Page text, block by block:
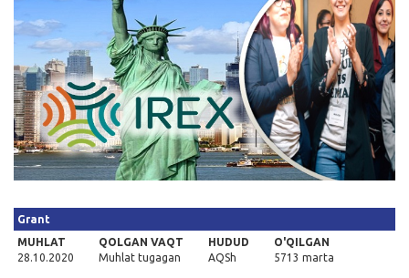
Kirish
Grant
MUHLAT
28.10.2020
QOLGAN VAQT
Muhlat tugagan
HUDUD
AQSh
O'QILGAN
5713 marta